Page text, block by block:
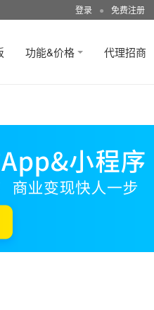
登录 ● 免费注册
功能&价格 代理招商